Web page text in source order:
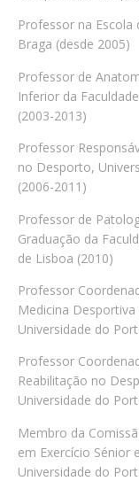
Professor na Escola
Braga (desde 2005)
Professor de
Inferior da
(2003-2013)
Professor
no Desporto,
(2006-2011)
Professor de
Graduação da
de Lisboa (2010)
Professor
Medicina
Universidade do
Professor
Reabilitação no
Universidade do
Membro da
em Exercício Sénior
Universidade do